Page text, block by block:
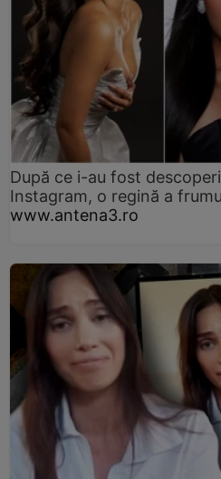
După ce i-au fost
Instagram, o regină a
www.antena3.ro